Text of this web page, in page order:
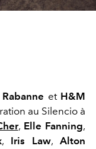
Rabanne et H&M
au Silencio à
, Elle Fanning,
, Iris Law,Alton